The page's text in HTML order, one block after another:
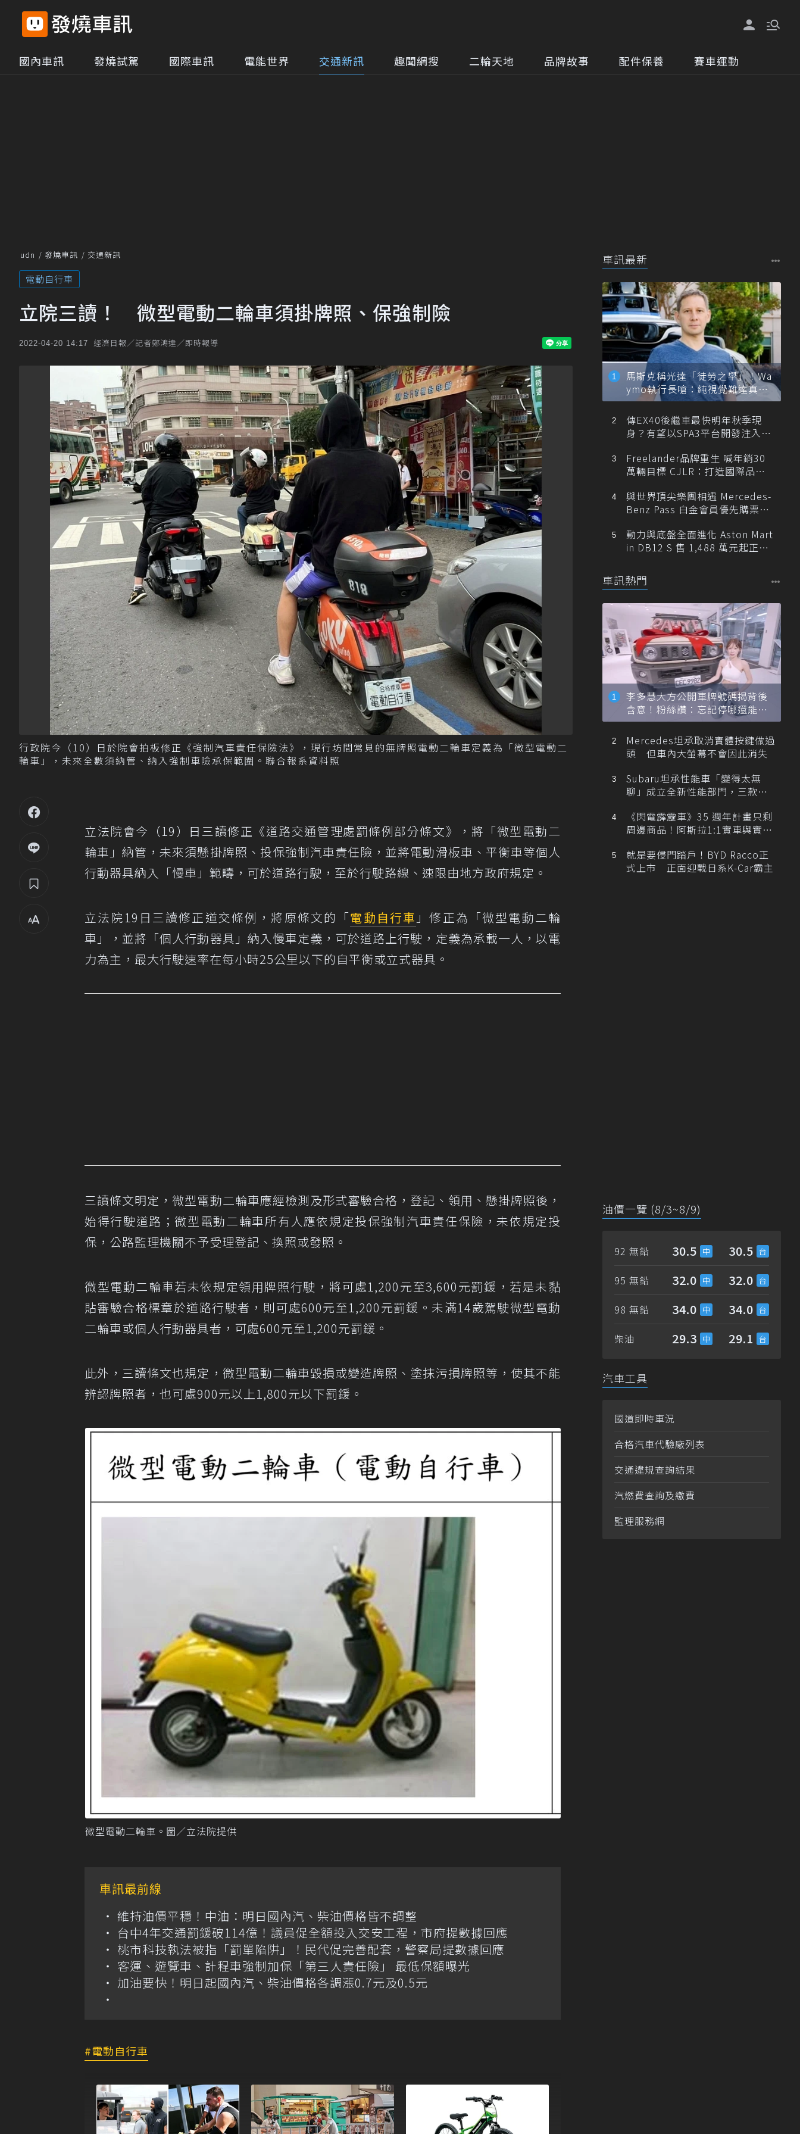
國內車訊 發燒試駕 國際車訊 電能世界 交通新訊 趣聞網搜 二輪天地 品牌故事 配件保養 賽車運動
udn 發燒車訊 交通新訊
電動自行車
立院三讀！ 微型電動二輪車須掛牌照、保強制險
2022-04-20 14:17 經濟日報／記者鄭鴻達／即時報導
行政院今（10）日於院會拍板修正《強制汽車責任保險法》，現行坊間常見的無牌照電動二輪車定義為「微型電動二
輪車」，未來全數須納管、納入強制車險承保範圍。聯合報系資料照
立法院會今（19）日三讀修正《道路交通管理處罰條例部分條文》，將「微型電動二
輪車」納管，未來須懸掛牌照、投保強制汽車責任險，並將電動滑板車、平衡車等個人
行動器具納入「慢車」範疇，可於道路行駛，至於行駛路線、速限由地方政府規定。
立法院19日三讀修正道交條例，將原條文的「電動自行車 」修正為「微型電動二輪
車」，並將「個人行動器具」納入慢車定義，可於道路上行駛，定義為承載一人，以電
力為主，最大行駛速率在每小時25公里以下的自平衡或立式器具。
三讀條文明定，微型電動二輪車應經檢測及形式審驗合格，登記、領用、懸掛牌照後，
始得行駛道路；微型電動二輪車所有人應依規定投保強制汽車責任保險，未依規定投
保，公路監理機關不予受理登記、換照或發照。
微型電動二輪車若未依規定領用牌照行駛，將可處1,200元至3,600元罰鍰，若是未黏
貼審驗合格標章於道路行駛者，則可處600元至1,200元罰鍰。未滿14歲駕駛微型電動
二輪車或個人行動器具者，可處600元至1,200元罰鍰。
此外，三讀條文也規定，微型電動二輪車毀損或變造牌照、塗抹污損牌照等，使其不能
辨認牌照者，也可處900元以上1,800元以下罰鍰。
微型電動二輪車。圖／立法院提供
車訊最前線
維持油價平穩！中油：明日國內汽、柴油價格皆不調整
台中4年交通罰鍰破114億！議員促全額投入交安工程，市府提數據回應
桃市科技執法被指「罰單陷阱」！民代促完善配套，警察局提數據回應
客運、遊覽車、計程車強制加保「第三人責任險」 最低保額曝光
加油要快！明日起國內汽、柴油價格各調漲0.7元及0.5元
電動自行車
車訊最新
馬斯克稱光達「徒勞之舉」！Wa
ymo執行長嗆：純視覺難達真正
自動駕駛
傳EX40後繼車最快明年秋季現
身？有望以SPA3平台開發注入80
Freelander品牌重生 喊年銷30
萬輛目標 CJLR：打造國際品牌
與世界頂尖樂團相遇 Mercedes-
Benz Pass 白金會員優先購票維
動力與底盤全面進化 Aston Mart
in DB12 S 售 1,488 萬元起正式
車訊熱門
李多慧大方公開車牌號碼揭背後
含意！粉絲讚：忘記停哪還能幫
忙找車
Mercedes坦承取消實體按鍵做過
頭 但車內大螢幕不會因此消失
Subaru坦承性能車「變得太無
聊」成立全新性能部門，三款手
《閃電霹靂車》35 週年計畫只剩
周邊商品！阿斯拉1:1實車與實體
就是要侵門踏戶！BYD Racco正
式上市 正面迎戰日系K-Car霸主
油價一覽 (8/3~8/9)
92 無鉛 30.5 30.5
95 無鉛 32.0 32.0
98 無鉛 34.0 34.0
柴油 29.3 29.1
汽車工具
國道即時車況
合格汽車代驗廠列表
交通違規查詢結果
汽燃費查詢及繳費
監理服務網